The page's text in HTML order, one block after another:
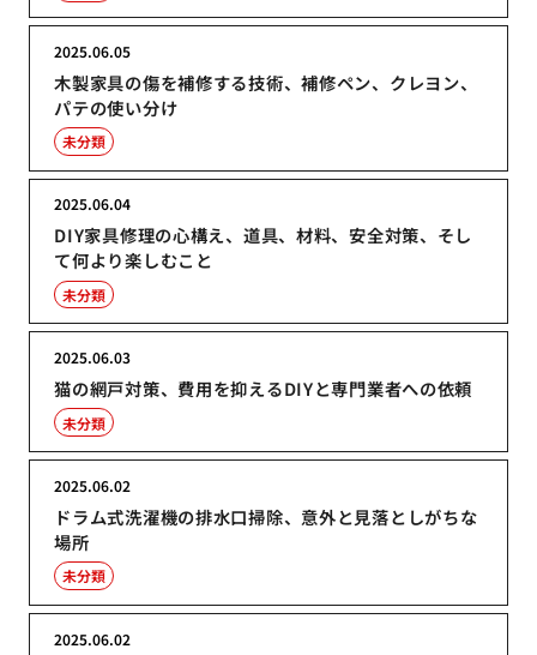
木製家具の傷を補修する技術、補修ペン、クレヨン、
パテの使い分け
2025.06.05
未分類
DIY家具修理の心構え、道具、材料、安全対策、そし
て何より楽しむこと
2025.06.04
未分類
猫の網戸対策、費用を抑えるDIYと専門業者への依頼
2025.06.03
未分類
ドラム式洗濯機の排水口掃除、意外と見落としがちな
場所
2025.06.02
未分類
2025.06.02